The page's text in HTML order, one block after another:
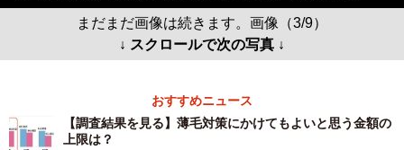
まだまだ画像は続きます。画像（3/9）
↓ スクロールで次の写真 ↓
おすすめニュース
【調査結果を見る】薄毛対策にかけてもよいと思う金額の
上限は？